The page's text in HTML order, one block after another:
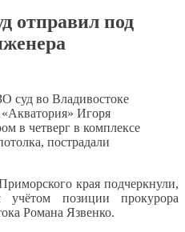
отправил под
суд во Владивостоке
Игоря
в четверг в комплексе
пострадали
края подчеркнули,
позиции прокурора
Романа Язвенко.